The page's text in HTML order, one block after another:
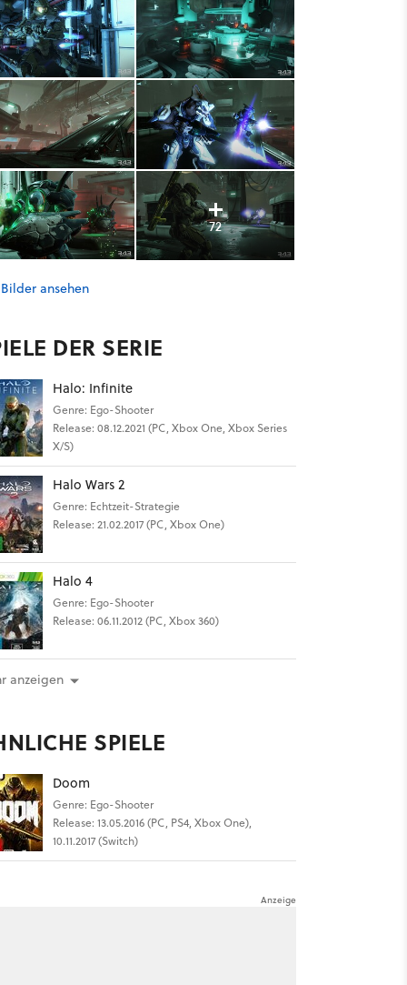
72
ansehen
DER SERIE
Halo: Infinite
Genre: Ego-Shooter
Release: 08.12.2021 (PC, Xbox One, Xbox Series
X/S)
Halo Wars 2
Genre: Echtzeit-Strategie
Release: 21.02.2017 (PC, Xbox One)
Halo 4
Genre: Ego-Shooter
Release: 06.11.2012 (PC, Xbox 360)
anzeigen
SPIELE
Doom
Genre: Ego-Shooter
Release: 13.05.2016 (PC, PS4, Xbox One),
10.11.2017 (Switch)